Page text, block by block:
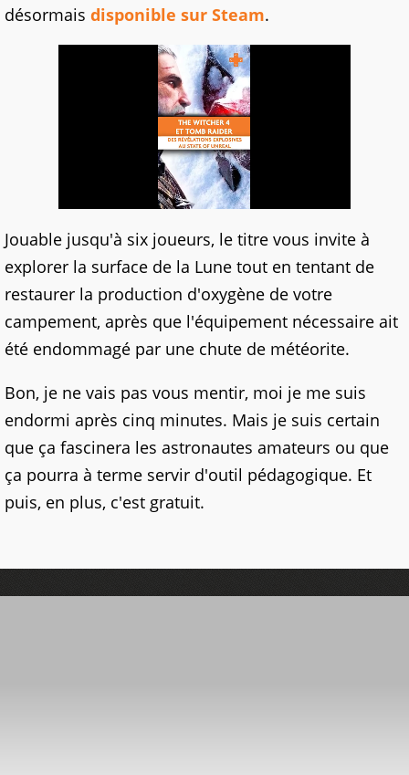
désormais disponible sur Steam.
Jouable jusqu'à six joueurs, le titre vous invite à
explorer la surface de la Lune tout en tentant de
restaurer la production d'oxygène de votre
campement, après que l'équipement nécessaire ait
été endommagé par une chute de météorite.
Bon, je ne vais pas vous mentir, moi je me suis
endormi après cinq minutes. Mais je suis certain
que ça fascinera les astronautes amateurs ou que
ça pourra à terme servir d'outil pédagogique. Et
puis, en plus, c'est gratuit.